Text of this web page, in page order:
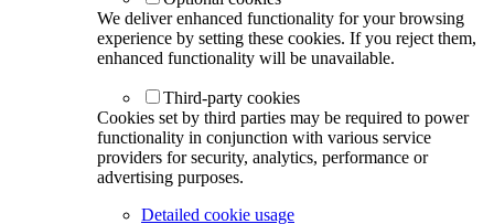
We deliver enhanced functionality for your browsing
experience by setting these cookies. If you reject them,
enhanced functionality will be unavailable.
Third-party cookies
Cookies set by third parties may be required to power
functionality in conjunction with various service
providers for security, analytics, performance or
advertising purposes.
Detailed cookie usage